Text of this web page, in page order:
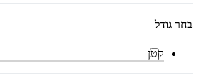
בחר גודל
קטן